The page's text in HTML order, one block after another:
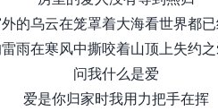
的乌云在笼罩着大海看世界都
雨在寒风中撕咬着山顶上失约
问我什么是爱
爱是你归家时我用力把手在挥